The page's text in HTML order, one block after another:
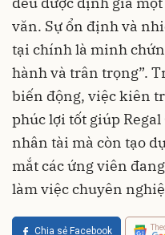
văn. Sự ổn định và
tại chính là minh
hành và trân trọng”.
biến động, việc kiên
phúc lợi tốt giúp
nhân tài mà còn tạo
mắt các ứng viên
làm việc chuyên
Chia sẻ Facebook